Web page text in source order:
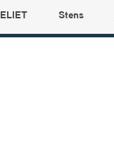
ELIET Stens